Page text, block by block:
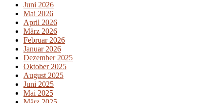
Juni 2026
Mai 2026
April 2026
März 2026
Februar 2026
Januar 2026
Dezember 2025
Oktober 2025
August 2025
Juni 2025
Mai 2025